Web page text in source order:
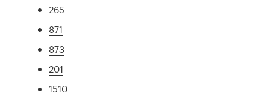
265
871
873
201
1510